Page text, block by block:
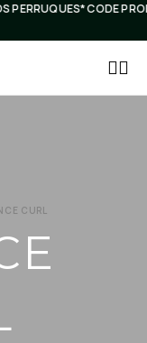
CODE
CURL